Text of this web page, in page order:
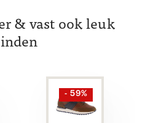
& vast ook leuk
- 59%